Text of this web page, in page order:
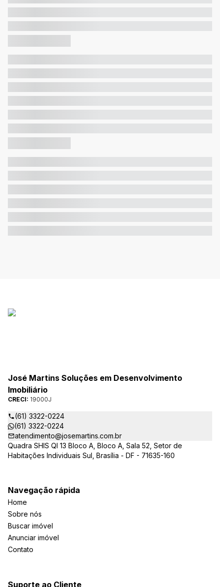
José Martins Soluções em Desenvolvimento
Imobiliário
CRECI: 19000J
(61) 3322-0224
(61) 3322-0224
atendimento@josemartins.com.br
Quadra SHIS QI 13 Bloco A, Bloco A, Sala 52, Setor de
Habitações Individuais Sul, Brasília - DF - 71635-160
Navegação rápida
Home
Sobre nós
Buscar imóvel
Anunciar imóvel
Contato
Suporte ao Cliente